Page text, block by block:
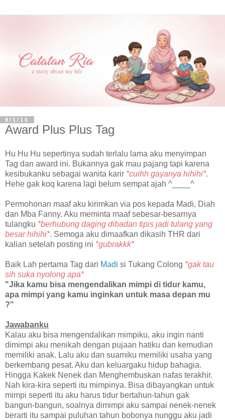
9/1/10
Award Plus Plus Tag
Hu Hu Hu sepertinya sudah terlalu lama aku menyimpan
Tag dan award ini. Bukannya gak mau pajang tapi karena
kesibukanku sebagai wanita karir *cuihh gayanya hihihi*.
Hehe gak koq karena lagi belum sempat ajah ^____^
Permohonan maaf aku kirimkan via pos kepada Madi, Diah
dan Mba Fanny. Aku meminta maaf sebesar-besarnya
tulangku *berhubung daging dibadan tipis jadi tulang yang
besar hihihi*. Semoga aku dimaafkan dikasih THR dari
kalian setelah posting ini *gubrakkk*
Baik Lah pertama Tag dari Madi si Tukang Colong *gak tau
sih suka nyolong apa*
"Jika kamu bisa mengendalikan mimpi di tidur kamu,
apa mimpi yang kamu inginkan untuk masa depan mu
?"
Jawabanku
Kalau aku bisa mengendalikan mimpiku, aku ingin nanti
dimimpi aku menikah dengan pujaan hatiku dan kemudian
memiliki anak. Lalu aku dan suamiku memiliki usaha yang
berkembang pesat. Aku dan keluargaku hidup bahagia.
Hingga Kakek Nenek dan Menghembuskan nafas terakhir.
Nah kira-kira seperti itu mimpinya. Bisa dibayangkan untuk
mimpi seperti itu aku harus tidur bertahun-tahun gak
bangun-bangun, soalnya dimimpi aku sampai nenek-nenek
berarti itu sampai puluhan tahun bobonya nunggu aku jadi